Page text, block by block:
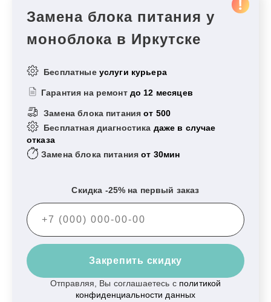
Замена блока питания у
моноблока в Иркутске
Бесплатныеуслуги курьера
Гарантия на ремонт до 12 месяцев
Замена блока питания от 500
Бесплатная диагностика даже в случае
отказа
Замена блока питания от 30мин
Скидка -25% на первый заказ
Закрепить скидку
Отправляя, Вы соглашаетесь с политикой
конфиденциальности данных